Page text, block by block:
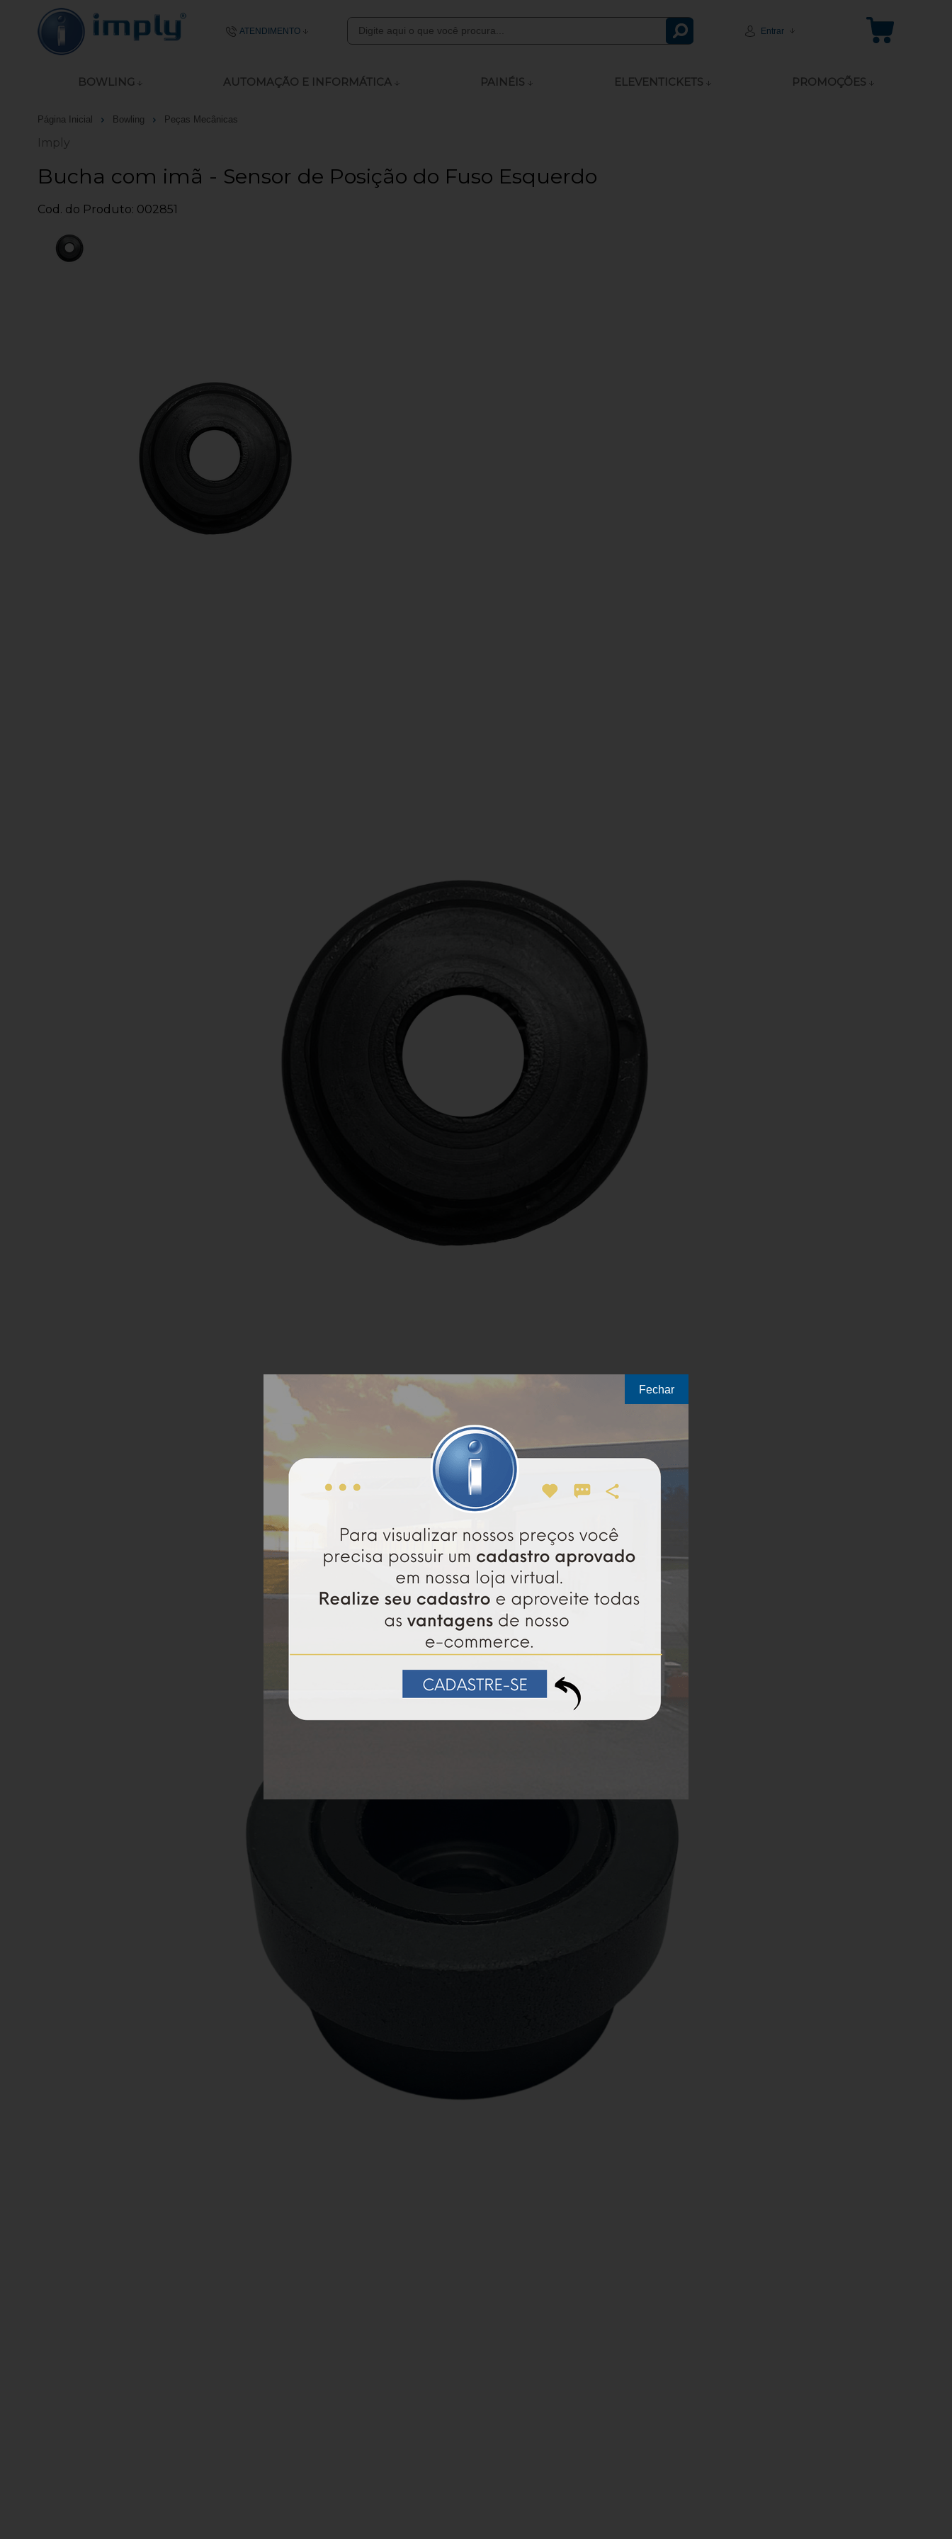
ATENDIMENTO Entrar
BOWLING AUTOMAÇÃO E INFORMÁTICA PAINÉIS ELEVENTICKETS PROMOÇÕES
Página Inicial Bowling Peças Mecânicas
Imply
Bucha com imã - Sensor de Posição do Fuso Esquerdo
Cod. do Produto: 002851
Fechar